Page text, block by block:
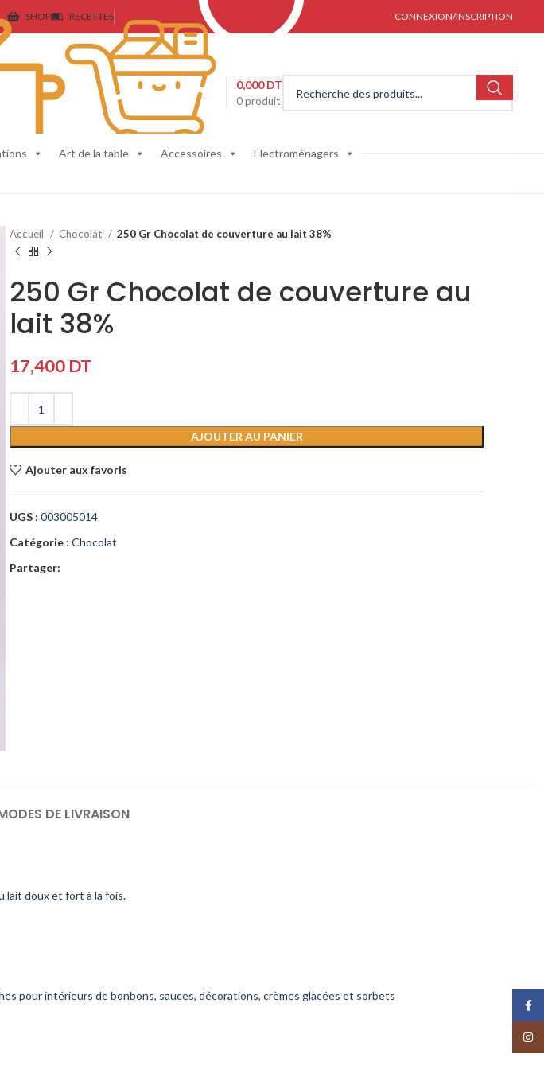
SHOP RECETTES CONNEXION/INSCRIPTION
0produit
0,000DT
Art de la table Accessoires Electroménagers
Accueil Chocolat 250 Gr Chocolat de couverture au lait 38%
250 Gr Chocolat de couverture au
lait 38%
17,400 DT
AJOUTER AU PANIER
Ajouter aux favoris
UGS : 003005014
Catégorie : Chocolat
Partager:
DE LIVRAISON
lait doux et fort à la fois.
pour intérieurs de bonbons, sauces, décorations, crèmes glacées et sorbets